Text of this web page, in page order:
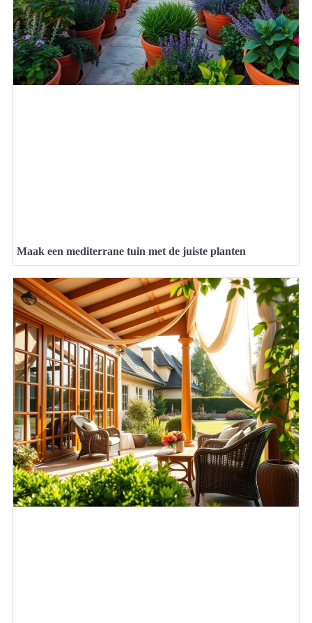
Maak een mediterrane tuin met de juiste planten